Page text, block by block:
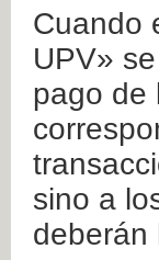
Cuando
UPV»
pago de
sino a
deberán